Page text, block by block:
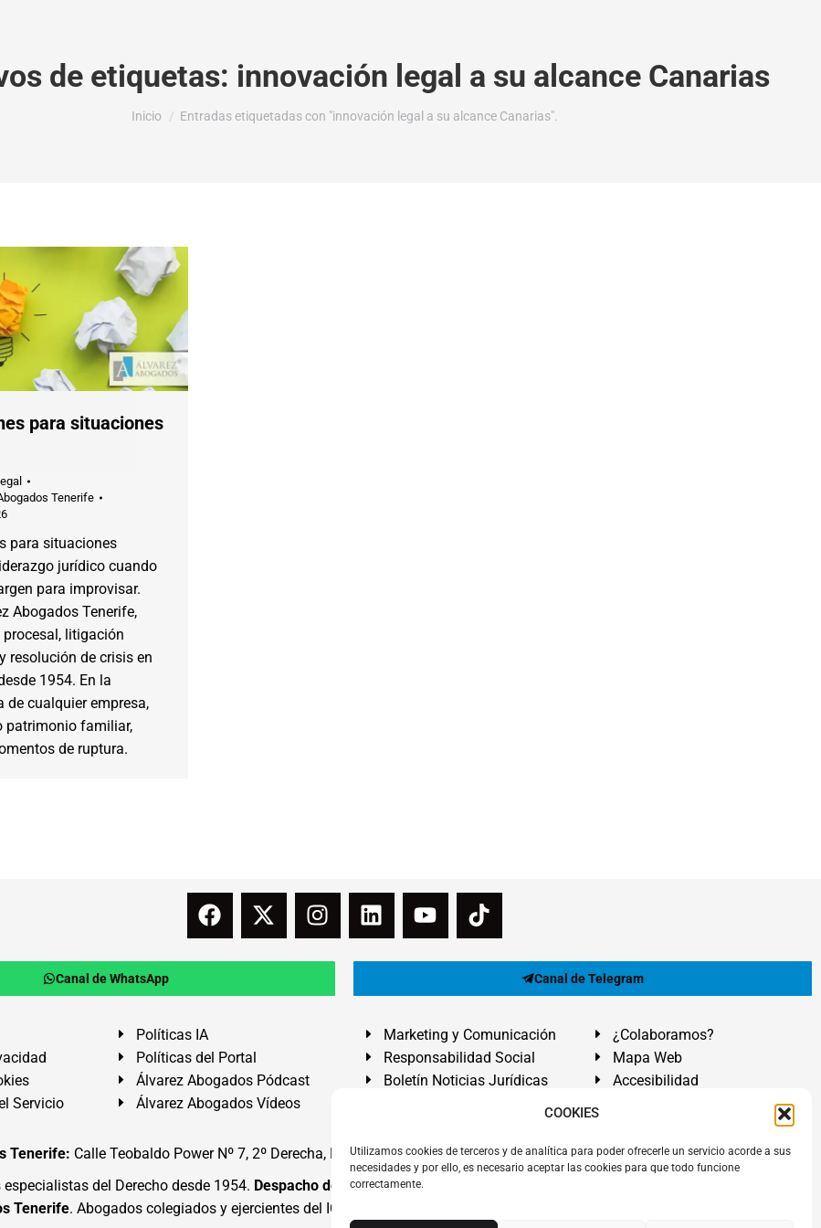
COOKIES
Utilizamos cookies de terceros y de analítica para poder ofrecerle un servicio acorde a sus
necesidades y por ello, es necesario aceptar las cookies para que todo funcione
correctamente.
de etiquetas: innovación legal a su alcance Canarias
Estás aquí:
Inicio Entradas etiquetadas con "innovación legal a su alcance Canarias".
para situaciones
Tenerife
para situaciones
jurídico cuando
para improvisar.
Abogados Tenerife,
litigación
resolución de crisis en
1954. En la
de cualquier empresa,
patrimonio familiar,
de ruptura.
Canal de WhatsApp Canal de Telegram
Servicio
Políticas IA
Políticas del Portal
Álvarez Abogados Pódcast
Álvarez Abogados Vídeos
Marketing y Comunicación
Responsabilidad Social
Boletín Noticias Jurídicas
¿Colaboramos?
Mapa Web
Accesibilidad
Tenerife: Calle Teobaldo Power Nº 7, 2º Derecha, El Médano, Granadilla de Abona, Santa Cruz de Tenerife. Islas Canarias.
del Derecho desde 1954. Despacho de Abogados El Médano
Tenerife. Abogados colegiados y ejercientes del ICATF.